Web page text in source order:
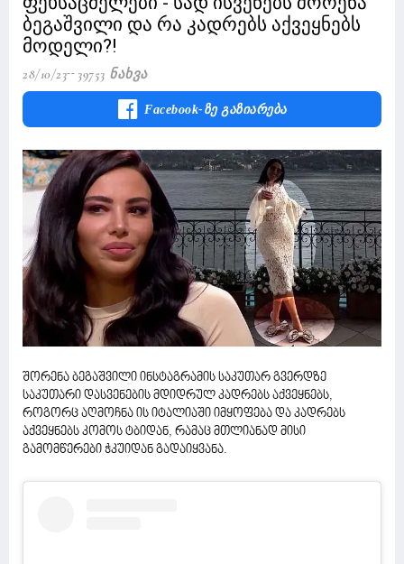
ბეგაშვილი და რა კადრებს აქვეყნებს
მოდელი?!
28/10/23 39753 Ნახვა
Facebook-Ზე Გაზიარება
შორენა ბეგაშვილი ინსტაგრამის საკუთარ გვერდზე
საკუთარი დასვენების მდიდრულ კადრებს აქვეყნებს,
როგორც აღმოჩნა ის იტალიაში იმყოფება და კადრებს
აქვეყნებს კომოს ტბიდან, რამაც მთლიანად მისი
გამომწერები ჭკუიდან გადაიყვანა.